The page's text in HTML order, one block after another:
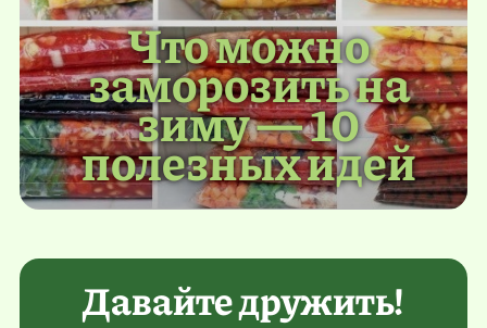
Что можно
заморозить на
зиму — 10
полезных идей
Давайте дружить!